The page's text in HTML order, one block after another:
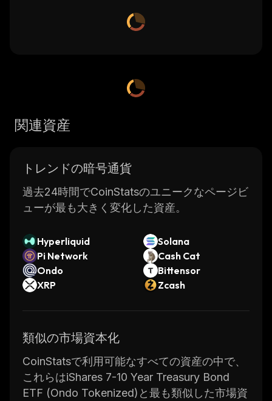
関連資産
トレンドの暗号通貨
過去24時間でCoinStatsのユニークなページビ
ューが最も大きく変化した資産。
Hyperliquid
Solana
Pi Network
Cash Cat
Ondo
Bittensor
XRP
Zcash
類似の市場資本化
CoinStatsで利用可能なすべての資産の中で、
これらはiShares 7-10 Year Treasury Bond
ETF (Ondo Tokenized)と最も類似した市場資